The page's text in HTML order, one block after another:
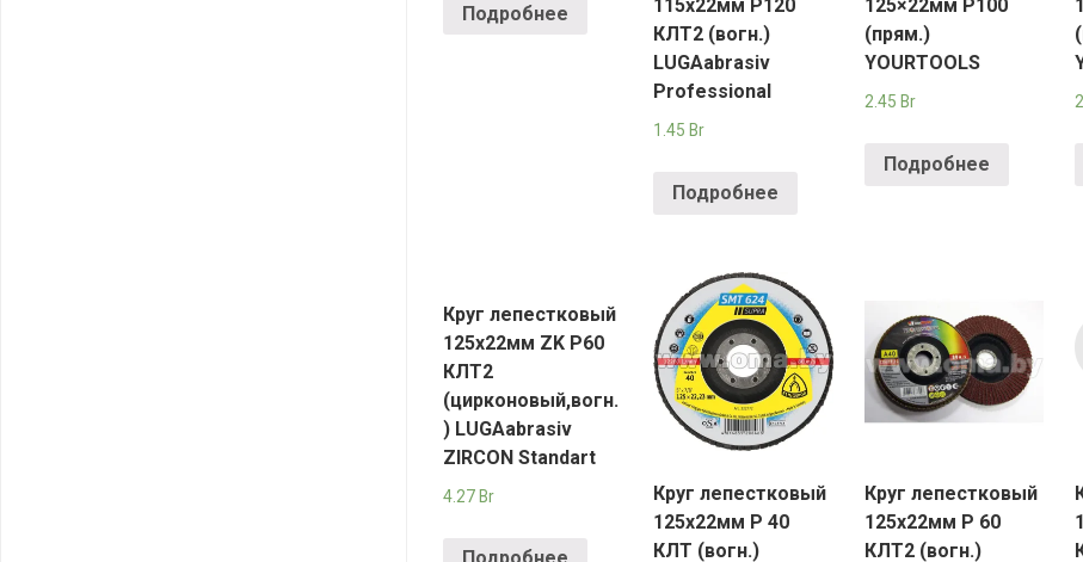
Подробнее
115х22мм Р120
КЛT2 (вогн.)
LUGAabrasiv
Professional
1.45 Br
Подробнее
125×22мм P100
(прям.)
YOURTOOLS
2.45 Br
Подробнее
Круг лепестковый
125х22мм ZK P60
КЛT2
(цирконовый,вогн.
) LUGAabrasiv
ZIRCON Standart
4.27 Br
Круг лепестковый
125х22мм Р 40
КЛТ (вогн.)
Круг лепестковый
125х22мм Р 60
КЛT2 (вогн.)